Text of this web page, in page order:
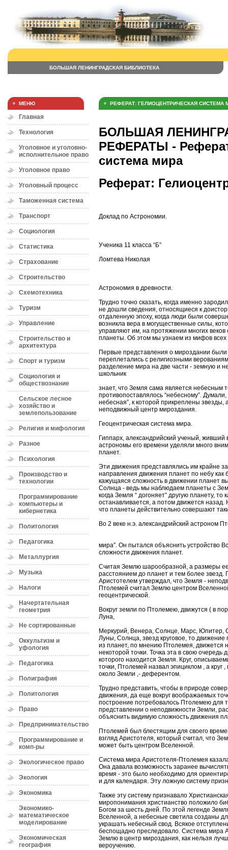
БОЛЬШАЯ ЛЕНИНГРАДСКАЯ БИБЛИОТЕКА
МЕНЮ
Главная
Технология
Уголовное и уголовно-
исполнительное право
Уголовное право
Уголовный процесс
Таможенная система
Транспорт
Социология
Статистика
Страхование
Строительство
Схемотехника
Туризм
Управление
Строительство и
архитектура
Спорт и туризм
Социология и
обществознание
Сельское лесное
хозяйство и
землепользование
Религия и мифология
Разное
Психология
Производство и
технологии
Программирование
компьютеры и
кибернетика
Политология
Педагогика
Металлургия
Музыка
Налоги
Начертательная
геометрия
Не сортированные
Оккультизм и
уфология
Педагогика
Полиграфия
Политология
Право
Предпринимательство
Программирование и
комп-ры
Экологическое право
Экология
Экономика
Экономико-
математическое
моделирование
Экономическая
география
РЕФЕРАТ: ГЕЛИОЦЕНТРИЧЕСКАЯ СИСТЕМА
БОЛЬШАЯ
РЕФЕРАТЫ -
система мира
Реферат:
Доклад по Астрономии.
Ученика 11 класса “Б”
Ломтева Николая
Астрономия в древности.
Трудно точно сказать, когда именно
не дошли сведения, относящиеся к
отдаленную эпоху, когда люди были
возникла вера в могущественные силы,
управляют им, на протяжении многих
планеты. Об этом мы узнаем из мифов
Первые представления о мироздании
переплетались с религиозными
разделение мира на две части - земную и
школьник
знает, что Земля сама является небесным
противопоставлялось “небесному”. Думали,
небесная”, к которой прикреплены
неподвижный центр мироздания.
Геоцентрическая система мира.
Гиппарх, александрийский ученый, живший
астрономы его времени уделяли много
планет.
Эти движения представлялись им крайне
направления движения планет по небу
кажущаяся сложность в движении планет
Солнца - ведь мы наблюдаем планеты с
когда Земля “ догоняет” другую планету, то
останавливается, а потом движется
что планеты действительно совершают
Во 2 веке н.э. александрийский астроном
мира”. Он пытался объяснить устройство
сложности движения планет.
Считая Землю шарообразной, а размеры
расстоянием до планет и тем более звезд.
Аристотелем утверждал, что Земля -
Птолемей считал Землю центром
геоцентрической.
Вокруг земли по Птолемею, движутся ( в
Луна,
Меркурий, Венера, Солнце, Марс, Юпитер,
Луны, Солнца, звезд круговое, то
из планет, по мнению Птолемея, движется
некоторой точки. Точка эта в свою очередь
которого находится Земля. Круг,
точки, Птолемей назвал эпициклом , а круг
около Земли ,- деферентом.
Трудно представить, чтобы в природе
движения, да еще вокруг воображаемых
построение потребовалось Птолемею для
представлении о неподвижности Земли,
объяснить видимую сложность движения
Птолемей был блестящим для своего
взгляд Аристотеля, который считал, что
может быть центром Вселенной.
Система мира Аристотеля-Птолемея
Она давала возможность заранее
время - это было необходимо для
и для календаря. Эту ложную систему
Также эту систему признавало
миропонимания христианство положило
Богом за шесть дней. По этой легенде
Вселенной, а небесные светила созданы
украшать небесный свод. Всякое
беспощадно преследовало. Система мира
Землю в центр мироздания, как нельзя
вероучению.